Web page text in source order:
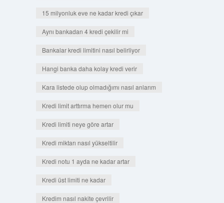
15 milyonluk eve ne kadar kredi çıkar
Aynı bankadan 4 kredi çekilir mi
Bankalar kredi limitini nasıl belirliyor
Hangi banka daha kolay kredi verir
Kara listede olup olmadığımı nasıl anlarım
Kredi limit arttırma hemen olur mu
Kredi limiti neye göre artar
Kredi miktarı nasıl yükseltilir
Kredi notu 1 ayda ne kadar artar
Kredi üst limiti ne kadar
Kredim nasıl nakite çevrilir